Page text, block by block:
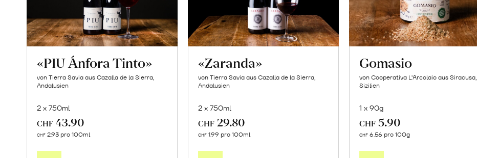
«PIU Ánfora Tinto»
von Tierra Savia aus Cazalla de la Sierra,
Andalusien
2 x 750ml
CHF 43.90
CHF 2.93 pro 100ml
«Zaranda»
von Tierra Savia aus Cazalla de la Sierra,
Andalusien
2 x 750ml
CHF 29.80
CHF 1.99 pro 100ml
Gomasio
von Cooperativa L’Arcolaio aus Siracusa,
Sizilien
1 x 90g
CHF 5.90
CHF 6.56 pro 100g